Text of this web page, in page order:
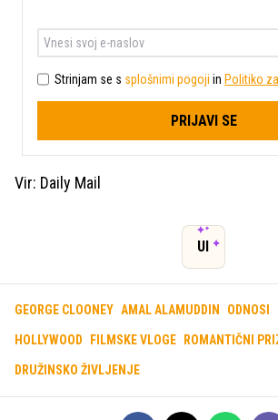
Strinjam se s splošnimi pogoji in Politiko
PRIJAVI SE
Vir: Daily Mail
UI
GEORGE CLOONEY AMAL ALAMUDDIN ODNOSI
HOLLYWOOD FILMSKE VLOGE ROMANTIČNI
DRUŽINSKO ŽIVLJENJE